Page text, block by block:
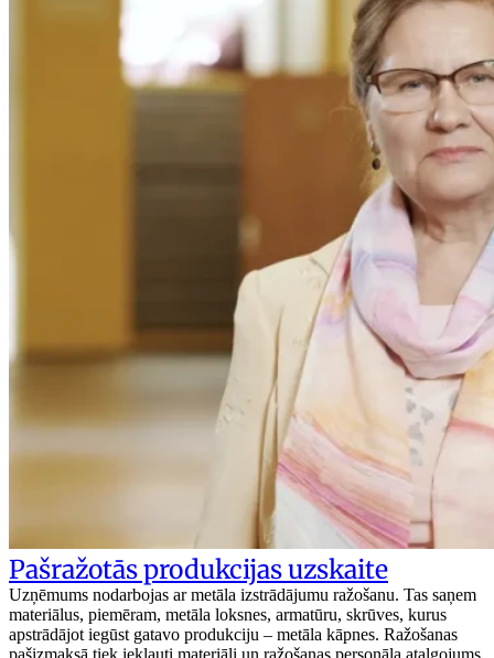
Pašražotās produkcijas uzskaite
Uzņēmums nodarbojas ar metāla izstrādājumu ražošanu. Tas saņem
materiālus, piemēram, metāla loksnes, armatūru, skrūves, kurus
apstrādājot iegūst gatavo produkciju – metāla kāpnes. Ražošanas